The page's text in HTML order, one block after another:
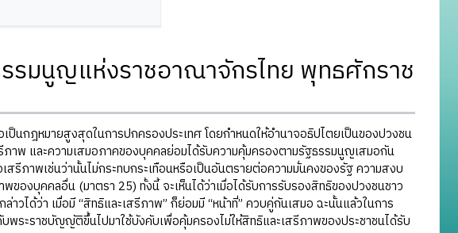
รมนูญแห่งราชอาณาจักรไทย พุทธศักราช
กฎหมายสูงสุดในการปกครองประเทศ โดยกำหนดให้อำนาจอธิปไตยเป็นของปวงชน
พ และความเสมอภาคของบุคคลย่อมได้รับความคุ้มครองตามรัฐธรรมนูญเสมอกัน
รีภาพเช่นว่านั้นไม่กระทบกระเทือนหรือเป็นอันตรายต่อความมั่นคงของรัฐ ความสงบ
ของบุคคลอื่น (มาตรา 25) ทั้งนี้ จะเห็นได้ว่าเมื่อได้รับการรับรองสิทธิของปวงชนชาว
วได้ว่า เมื่อมี “สิทธิและเสรีภาพ” ก็ย่อมมี “หน้าที่” ควบคู่กันเสมอ ฉะนั้นแล้วในการ
ระราชบัญญัติขึ้นไปมาใช้บังคับเพื่อคุ้มครองไม่ให้สิทธิและเสรีภาพของประชาชนได้รับ